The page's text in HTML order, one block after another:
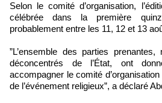
‎‎Selon le comité d’organisation,
célébrée dans la première
probablement entre les 11, 12 et 13
‎”L’ensemble des parties
déconcentrés de l’État, ont
accompagner le comité
de l’événement religieux”, a déclaré